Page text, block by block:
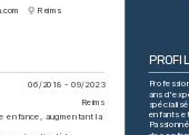
Reims
06/2018 - 09/2023
Reims
enfance, augmentant la
ans
enfants